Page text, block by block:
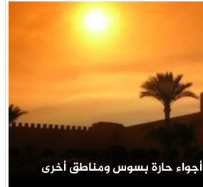
حارة بسوس ومناطق أخرى